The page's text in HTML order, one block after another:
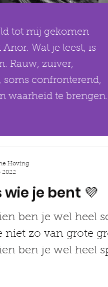
tot mij gekomen
Wat je leest, is
Rauw, zuiver,
soms confronterend,
waarheid te brengen.
wie je bent 💜
ben je wel heel
niet zo van grote
ben je wel heel
Hoving
2022